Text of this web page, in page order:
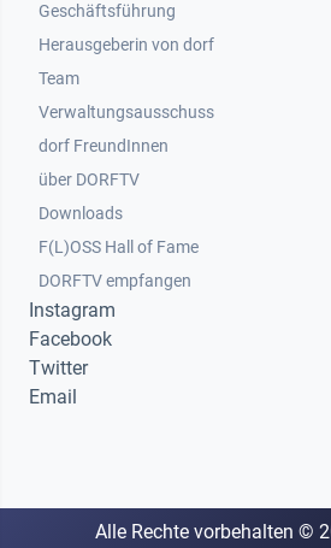
Geschäftsführung
Herausgeberin von dorf
Team
Verwaltungsausschuss
dorf FreundInnen
Footer 3
über DORFTV
Downloads
F(L)OSS Hall of Fame
Footer 4
DORFTV empfangen
Instagram
Facebook
Twitter
Email
Alle Rechte vorbehalten ©